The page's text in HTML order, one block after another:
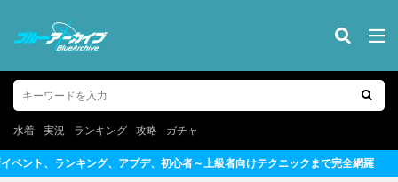
水着 実況 ランキング 攻略 ガチャ
～上級者向けテクニックまで完全網羅